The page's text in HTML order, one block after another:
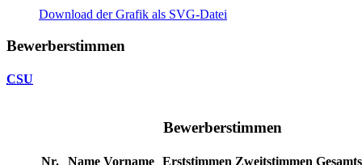
Download der Grafik als SVG-Datei
Bewerberstimmen
CSU
Bewerberstimmen
Nr. Name Vorname Erststimmen Zweitstimmen